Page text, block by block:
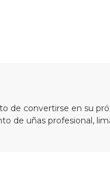
de convertirse en su
de uñas profesional,